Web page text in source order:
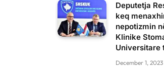
Deputetja
keq
nepotizmin
Klinike
Universitare
December 1, 2023